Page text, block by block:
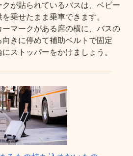
が貼られているバスは、ベビー
乗せたまま乗車できます。
マークがある席の横に、バスの
きに停めて補助ベルトで固定
ストッパーをかけましょう。